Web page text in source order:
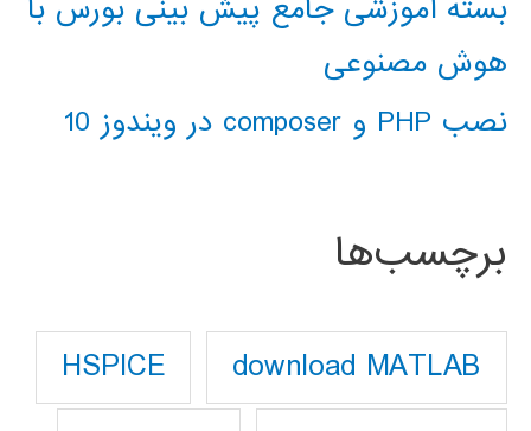
بسته آموزشی جامع پیش بینی بورس با
هوش مصنوعی
نصب PHP و composer در ویندوز 10
برچسب‌ها
download MATLAB
HSPICE